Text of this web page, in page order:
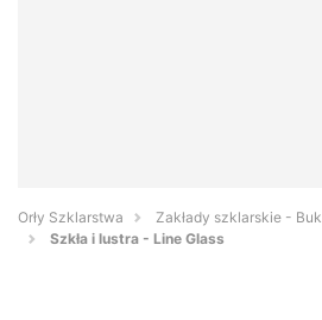
Orły Szklarstwa
Zakłady szklarskie - Buk
Szkła i lustra - Line Glass